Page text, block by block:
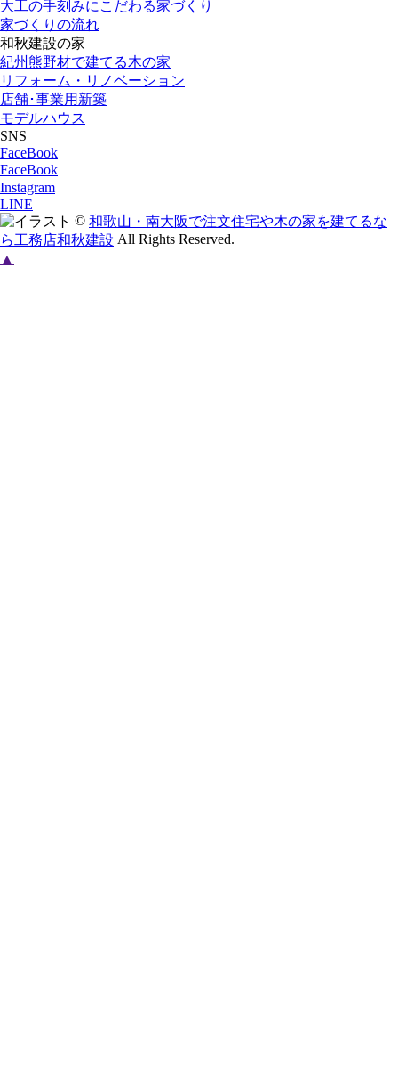
大工の手刻みにこだわる家づくり
家づくりの流れ
和秋建設の家
紀州熊野材で建てる木の家
リフォーム・リノベーション
店舗･事業用新築
モデルハウス
SNS
FaceBook
FaceBook
Instagram
LINE
© 和歌山・南大阪で注文住宅や木の家を建てるな
ら工務店和秋建設 All Rights Reserved.
▲